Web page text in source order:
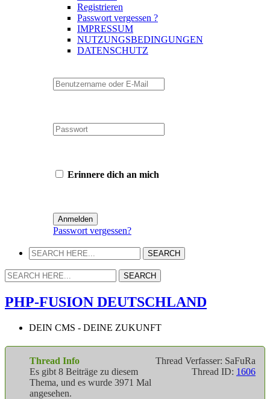
Registrieren
Passwort vergessen ?
IMPRESSUM
NUTZUNGSBEDINGUNGEN
DATENSCHUTZ
Erinnere dich an mich
Passwort vergessen?
PHP-FUSION DEUTSCHLAND
DEIN CMS - DEINE ZUKUNFT
Thread Verfasser: SaFuRa
Thread ID: 1606
Thread Info
Es gibt 8 Beiträge zu diesem
Thema, und es wurde 3971 Mal
angesehen.